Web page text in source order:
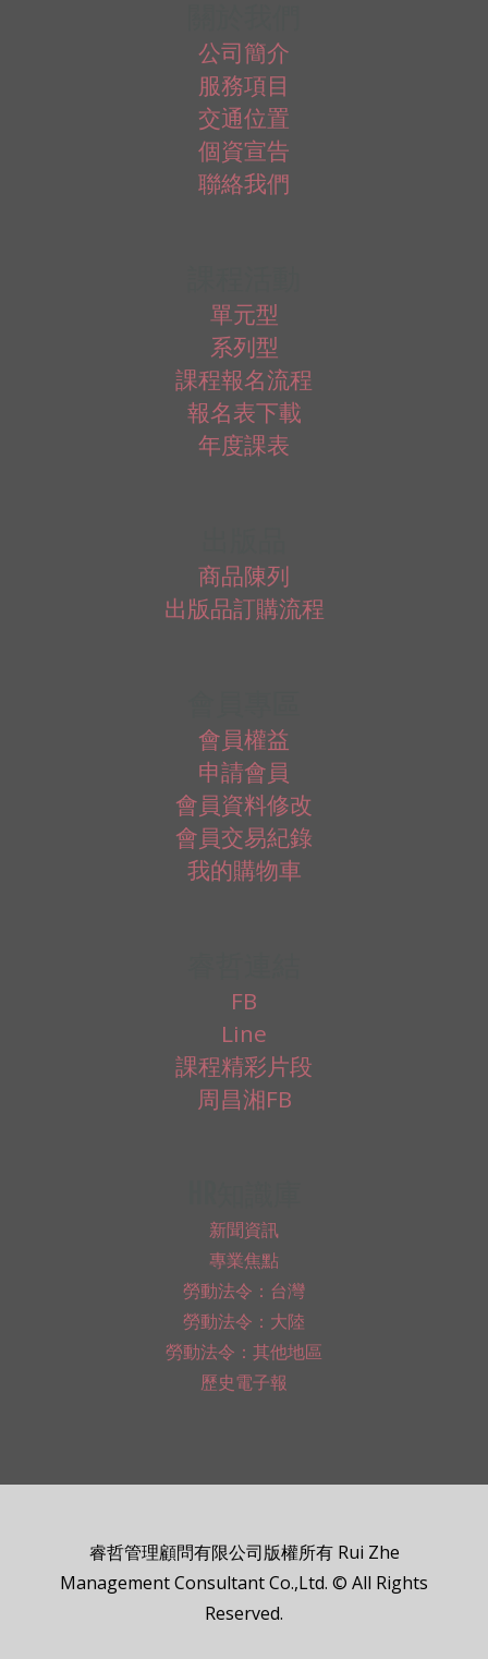
公司簡介
服務項目
交通位置
個資宣告
聯絡我們
單元型
系列型
課程報名流程
報名表下載
年度課表
商品陳列
出版品訂購流程
會員權益
申請會員
會員資料修改
會員交易紀錄
我的購物車
FB
Line
課程精彩片段
周昌湘FB
新聞資訊
專業焦點
勞動法令：台灣
勞動法令：大陸
勞動法令：其他地區
歷史電子報
睿哲管理顧問有限公司版權所有 Rui Zhe
Management Consultant Co.,Ltd. © All Rights
Reserved.